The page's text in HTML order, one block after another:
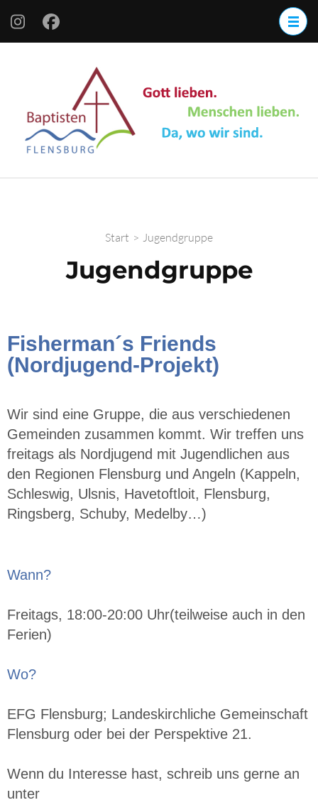
Start > Jugendgruppe
Jugendgruppe
Fisherman´s Friends
(Nordjugend-Projekt)
Wir sind eine Gruppe, die aus verschiedenen
Gemeinden zusammen kommt. Wir treffen uns
freitags als Nordjugend mit Jugendlichen aus
den Regionen Flensburg und Angeln (Kappeln,
Schleswig, Ulsnis, Havetoftloit, Flensburg,
Ringsberg, Schuby, Medelby…)
Wann?
Freitags, 18:00-20:00 Uhr(teilweise auch in den
Ferien)
Wo?
EFG Flensburg; Landeskirchliche Gemeinschaft
Flensburg oder bei der Perspektive 21.
Wenn du Interesse hast, schreib uns gerne an
unter